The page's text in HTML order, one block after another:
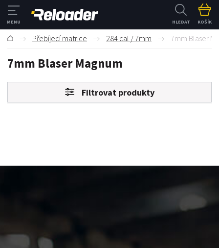
HLEDAT KOŠÍK
Přebíjecí matrice 284 cal / 7mm 7mm Blaser
7mm Blaser Magnum
Filtrovat produkty